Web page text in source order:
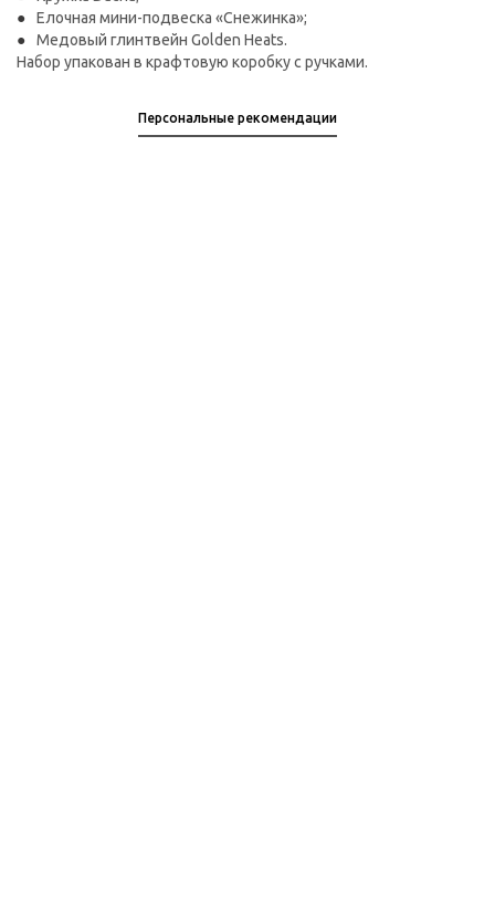
Елочная мини-подвеска «Снежинка»;
Медовый глинтвейн Golden Heats.
Набор упакован в крафтовую коробку с ручками.
Персональные рекомендации